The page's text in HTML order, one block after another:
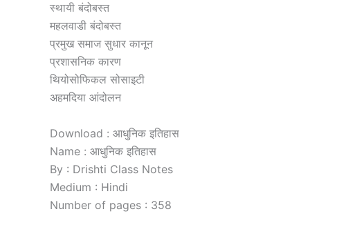
स्थायी बंदोबस्त
महलवाडी बंदोबस्त
प्रमुख समाज सुधार कानून
प्रशासनिक कारण
थियोसोफिकल सोसाइटी
अहमदिया आंदोलन
Download : आधुनिक इतिहास
Name : आधुनिक इतिहास
By : Drishti Class Notes
Medium : Hindi
Number of pages : 358